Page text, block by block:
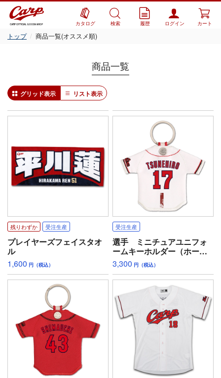
CARP OFFICIAL GOODS SHOP カタログ 検索 履歴 ログイン カート
トップ 商品一覧(オススメ順)
商品一覧
グリッド表示 リスト表示
残りわずか 受注生産
プレイヤーズフェイスタオ
ル
1,600 円（税込）
受注生産
選手 ミニチュアユニフォ
ームキーホルダー（ホー
ム）
3,300 円（税込）